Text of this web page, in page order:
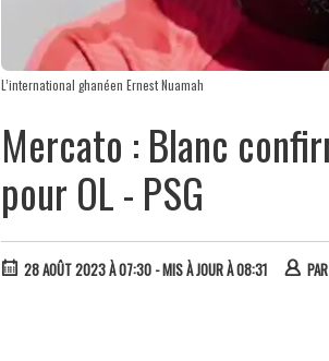
L’international ghanéen Ernest Nuamah
Mercato : Blanc
pour OL - PSG
28 AOÛT 2023 À 07:30 - MIS À JOUR À 08:31 PAR